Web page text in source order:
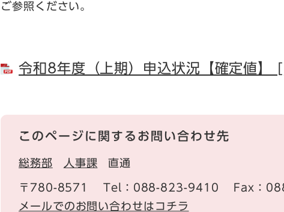
ご参照ください。
令和8年度（上期）申込状況【確定値】
このページに関するお問い合わせ先
総務部 人事課 直通
〒780-8571 Tel：088-823-9410
Fax：
メールでのお問い合わせはコチラ